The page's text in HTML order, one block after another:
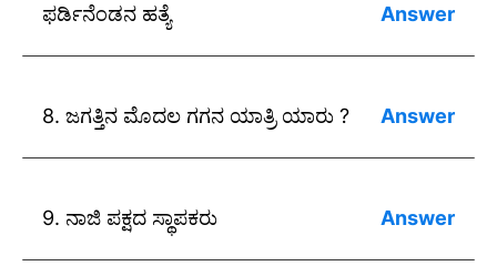
ಫರ್ಡಿನೆಂಡನ ಹತ್ಯೆ
8. ಜಗತ್ತಿನ ಮೊದಲ ಗಗನ ಯಾತ್ರಿ ಯಾರು ?
9. ನಾಜಿ ಪಕ್ಷದ ಸ್ಥಾಪಕರು